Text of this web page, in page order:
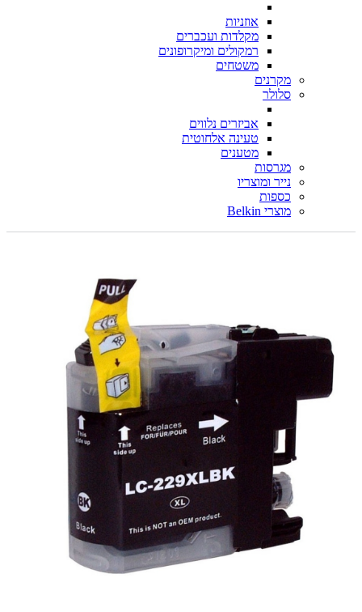
אוזניות
מקלדות ועכברים
רמקולים ומיקרופונים
משטחים
מקרנים
סלולר
אביזרים נלווים
טעינה אלחוטית
מטענים
מגרסות
נייר ומוצריו
כספות
מוצרי Belkin